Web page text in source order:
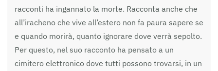
racconti ha ingannato la morte. Racconta anche che
all’iracheno che vive all’estero non fa paura sapere se
e quando morirà, quanto ignorare dove verrà sepolto.
Per questo, nel suo racconto ha pensato a un
cimitero elettronico dove tutti possono trovarsi, in un